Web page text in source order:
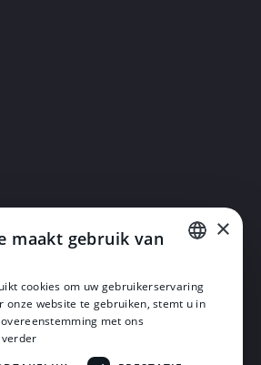
DUTCH
×
maakt gebruik van
cookies om uw gebruikerservaring
onze website te gebruiken, stemt u in
met ons
verder